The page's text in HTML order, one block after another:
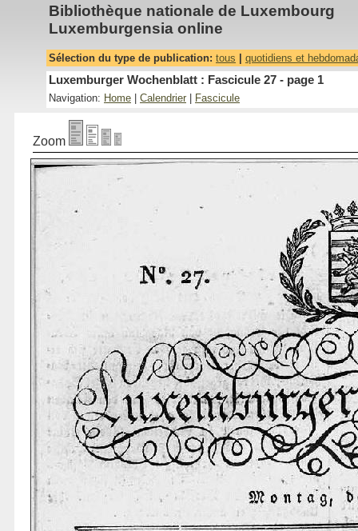
Bibliothèque nationale de Luxembourg
Luxemburgensia online
Sélection du type de publication: tous quotidiens et
Luxemburger Wochenblatt : Fascicule 27 - page 1
Navigation: Home Calendrier Fascicule
Zoom